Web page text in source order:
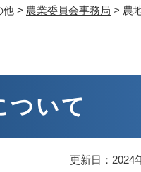
他 > 農業委員会事務局 > 農
ついて
更新日：2024